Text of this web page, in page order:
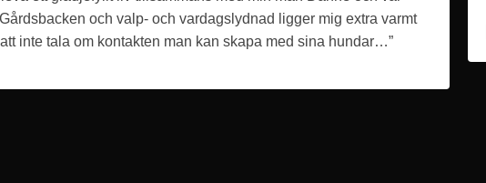
och valp- och vardagslydnad ligger mig extra varmt
inte tala om kontakten man kan skapa med sina hundar…”